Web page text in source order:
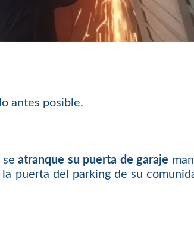
antes posible.
seatranque su puerta de garaje
puerta del parking de su